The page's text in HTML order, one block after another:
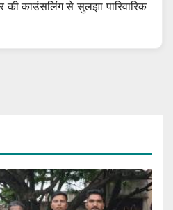
की काउंसलिंग से सुलझा पारिवारिक